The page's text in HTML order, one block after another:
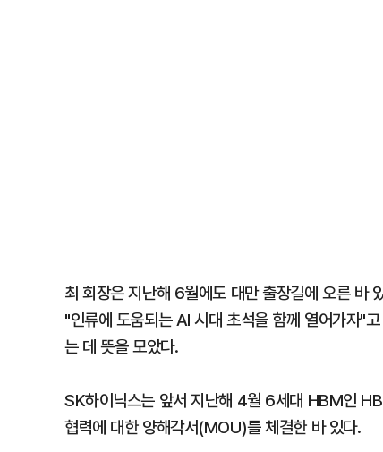
최 회장은 지난해 6월에도 대만 출장길에 오른 바
"인류에 도움되는 AI 시대 초석을 함께 열어가자"
는 데 뜻을 모았다.
SK하이닉스는 앞서 지난해 4월 6세대 HBM인
협력에 대한 양해각서(MOU)를 체결한 바 있다.